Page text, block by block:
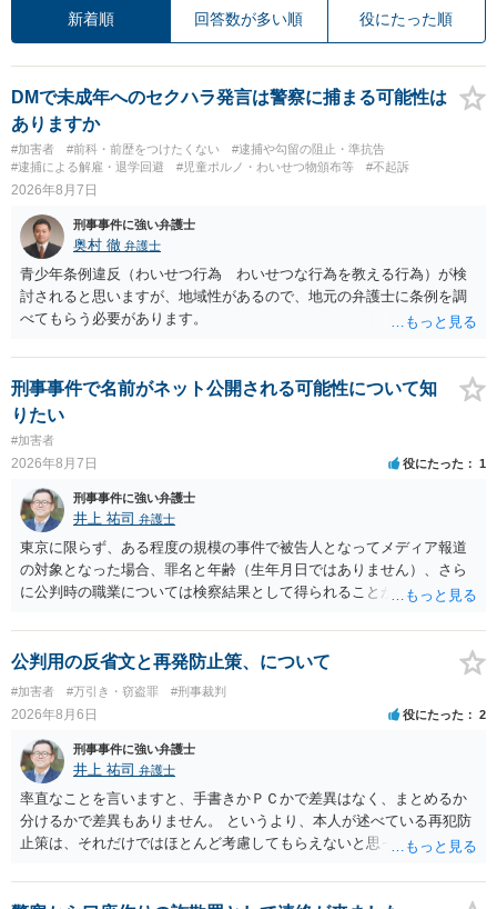
新着順 回答数が多い順 役にたった順
DMで未成年へのセクハラ発言は警察に捕まる可能性は
ありますか
#加害者 #前科・前歴をつけたくない
#逮捕や勾留の阻止・準抗告
#逮捕による解雇・退学回避
#児童ポルノ・わいせつ物頒布等 #不起訴
2026年8月7日
刑事事件に強い弁護士
奥村 徹 弁護士
青少年条例違反（わいせつ行為 わいせつな行為を教える行為）が検
討されると思いますが、地域性があるので、地元の弁護士に条例を調
べてもらう必要があります。
刑事事件で名前がネット公開される可能性について知
りたい
#加害者
2026年8月7日 役にたった 1
刑事事件に強い弁護士
井上 祐司 弁護士
東京に限らず、ある程度の規模の事件で被告人となってメディア報道
の対象となった場合、罪名と年齢（生年月日ではありません）、さら
に公判時の職業については検察結果として得られることが通常です。
公判用の反省文と再発防止策、について
#加害者 #万引き・窃盗罪 #刑事裁判
2026年8月6日 役にたった 2
刑事事件に強い弁護士
井上 祐司 弁護士
率直なことを言いますと、手書きかＰＣかで差異はなく、まとめるか
分けるかで差異もありません。 というより、本人が述べている再犯防
止策は、それだけではほとんど考慮してもらえないと思った方が良い
やカウンセリング・治療の内容 ・利用している再犯防止策（例えば保